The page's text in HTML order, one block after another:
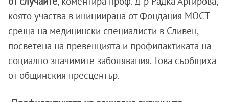
която участва в инициирана от Фондация МОСТ
среща на медицински специалисти в Сливен,
посветена на превенцията и профилактиката на
социално значимите заболявания. Това съобщиха
от общинския пресцентър.